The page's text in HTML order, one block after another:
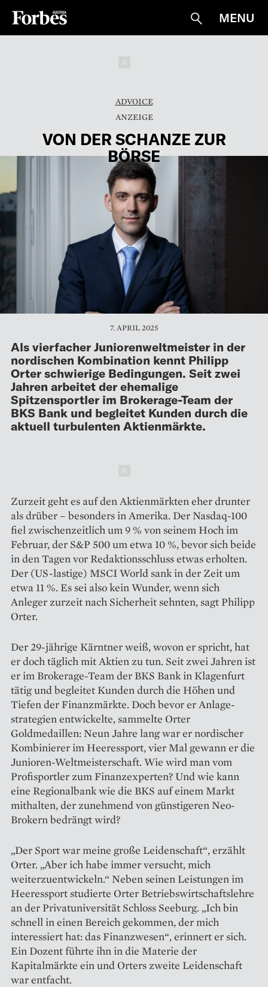
Suche
MENU
ADVOICE
VON DER SCHANZE ZUR
BÖRSE
7. APRIL 2025
Als vierfacher Juniorenweltmeister in der
nordischen Kombination kennt Philipp
Orter schwierige Bedingungen. Seit zwei
Jahren arbeitet der ehemalige
Spitzensportler im Brokerage-Team der
BKS Bank und begleitet Kunden durch die
aktuell turbulenten Aktienmärkte.
Zurzeit geht es auf den Aktien­märkten eher drunter
als ­drüber – ­besonders in Amerika. Der Nasdaq-­100
fiel zwischenzeitlich um 9 % von ­seinem Hoch im
Februar, der S&P 500 um etwa 10 %, bevor sich beide
in den Tagen vor Redaktionsschluss etwas ­erholten.
Der (US-lastige) MSCI World sank in der Zeit um
etwa 11 %. Es sei also kein Wunder, wenn sich
Anleger zurzeit nach Sicherheit sehnten, sagt Philipp
Orter.
Der 29-jährige Kärntner weiß, wovon er spricht, hat
er doch täglich mit Aktien zu tun. Seit zwei Jahren ist
er im Brokerage-Team der BKS Bank in Klagenfurt
tätig und begleitet ­Kunden durch die Höhen und
Tiefen der Finanzmärkte. Doch bevor er Anlage­
strategien ­entwickelte, ­sammelte Orter
Goldmedaillen: Neun Jahre lang war er nordischer
Kombi­nierer im Heeressport, vier Mal gewann er die
Junioren-Weltmeister­schaft. Wie wird man vom
Profi­sportler zum Finanzexperten? Und wie kann
eine Regionalbank wie die BKS auf einem Markt
mithalten, der zunehmend von günstigeren Neo-
Brokern bedrängt wird?
„Der Sport war meine große Leidenschaft“, erzählt
Orter. „Aber ich habe immer versucht, mich
weiterzuentwickeln.“ Neben seinen Leistungen im
Heeressport studierte Orter Betriebswirtschaftslehre
an der Privatuniversität Schloss Seeburg. „Ich bin
schnell in einen Bereich ­gekommen, der mich
interessiert hat: das Finanzwesen“, erinnert er sich.
Ein Dozent führte ihn in die Materie der
Kapitalmärkte ein und Orters zweite Leidenschaft
war entfacht.